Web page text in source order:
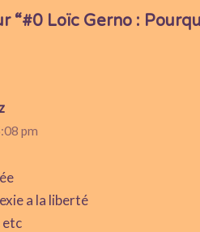
“#0 Loïc Gerno :
pm
a la liberté
etc